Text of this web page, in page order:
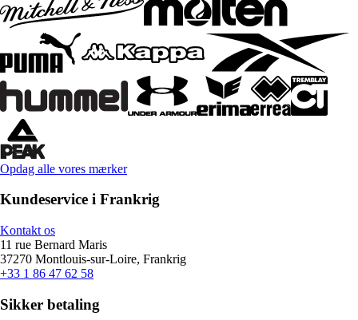
Opdag alle vores mærker
Kundeservice i Frankrig
Kontakt os
11 rue Bernard Maris
37270 Montlouis-sur-Loire, Frankrig
+33 1 86 47 62 58
Sikker betaling